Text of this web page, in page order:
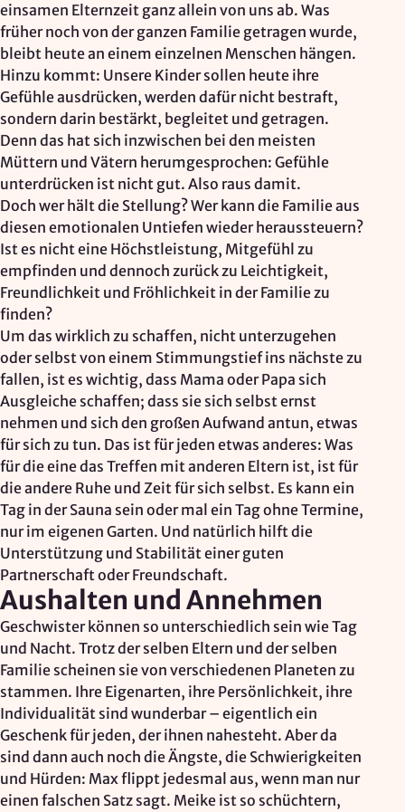
einsamen Elternzeit ganz allein von uns ab. Was
früher noch von der ganzen Familie getragen wurde,
bleibt heute an einem einzelnen Menschen hängen.
Hinzu kommt: Unsere Kinder sollen heute ihre
Gefühle ausdrücken, werden dafür nicht bestraft,
sondern darin bestärkt, begleitet und getragen.
Denn das hat sich inzwischen bei den meisten
Müttern und Vätern herumgesprochen: Gefühle
unterdrücken ist nicht gut. Also raus damit.
Doch wer hält die Stellung? Wer kann die Familie aus
diesen emotionalen Untiefen wieder heraussteuern?
Ist es nicht eine Höchstleistung, Mitgefühl zu
empfinden und dennoch zurück zu Leichtigkeit,
Freundlichkeit und Fröhlichkeit in der Familie zu
finden?
Um das wirklich zu schaffen, nicht unterzugehen
oder selbst von einem Stimmungstief ins nächste zu
fallen, ist es wichtig, dass Mama oder Papa sich
Ausgleiche schaffen; dass sie sich selbst ernst
nehmen und sich den großen Aufwand antun, etwas
für sich zu tun. Das ist für jeden etwas anderes: Was
für die eine das Treffen mit anderen Eltern ist, ist für
die andere Ruhe und Zeit für sich selbst. Es kann ein
Tag in der Sauna sein oder mal ein Tag ohne Termine,
nur im eigenen Garten. Und natürlich hilft die
Unterstützung und Stabilität einer guten
Partnerschaft oder Freundschaft.
Aushalten und Annehmen
Geschwister können so unterschiedlich sein wie Tag
und Nacht. Trotz der selben Eltern und der selben
Familie scheinen sie von verschiedenen Planeten zu
stammen. Ihre Eigenarten, ihre Persönlichkeit, ihre
Individualität sind wunderbar – eigentlich ein
Geschenk für jeden, der ihnen nahesteht. Aber da
sind dann auch noch die Ängste, die Schwierigkeiten
und Hürden: Max flippt jedesmal aus, wenn man nur
einen falschen Satz sagt. Meike ist so schüchtern,